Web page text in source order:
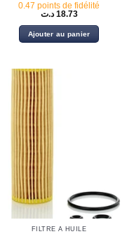
0.47 points de fidélité
18.73 د.ت
Ajouter au panier
FILTRE À HUILE